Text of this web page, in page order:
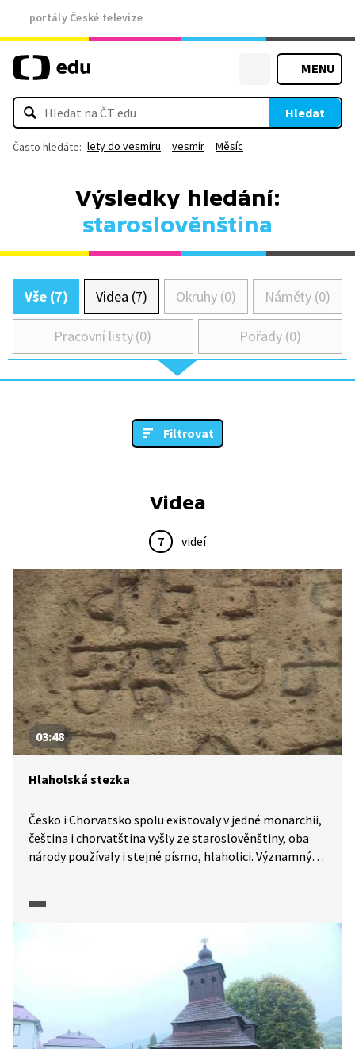
portály České televize
MENU
Hledat
Často hledáte: lety do vesmíru vesmír Měsíc
Výsledky hledání:
staroslověnština
Vše (7) Videa (7) Okruhy (0) Náměty (0)
Pracovní listy (0) Pořady (0)
Filtrovat
Videa
7 videí
03:48
Hlaholská stezka
Česko i Chorvatsko spolu existovaly v jedné monarchii,
čeština i chorvatština vyšly ze staroslověnštiny, oba
národy používaly i stejné písmo, hlaholici. Významným
(baščanská) deska, tabulka s vyrytým třináctiřádkovým